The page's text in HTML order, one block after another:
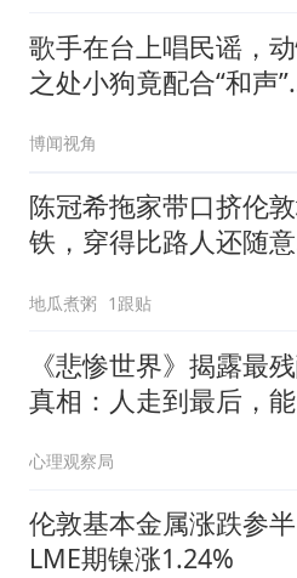
歌手在台上唱民谣，
之处小狗竟配合“和声”
它忧郁
博闻视角
陈冠希拖家带口挤伦
铁，穿得比路人还随意
地瓜煮粥 1跟贴
《悲惨世界》揭露最
真相：人走到最后，能
侣，而是你早年种下的
两颗种子
心理观察局
伦敦基本金属涨跌参半
LME期镍涨1.24%